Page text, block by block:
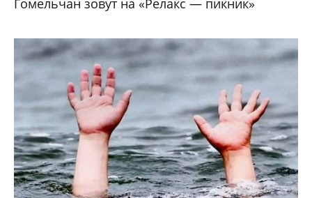
Гомельчан зовут на «Релакс — пикник»